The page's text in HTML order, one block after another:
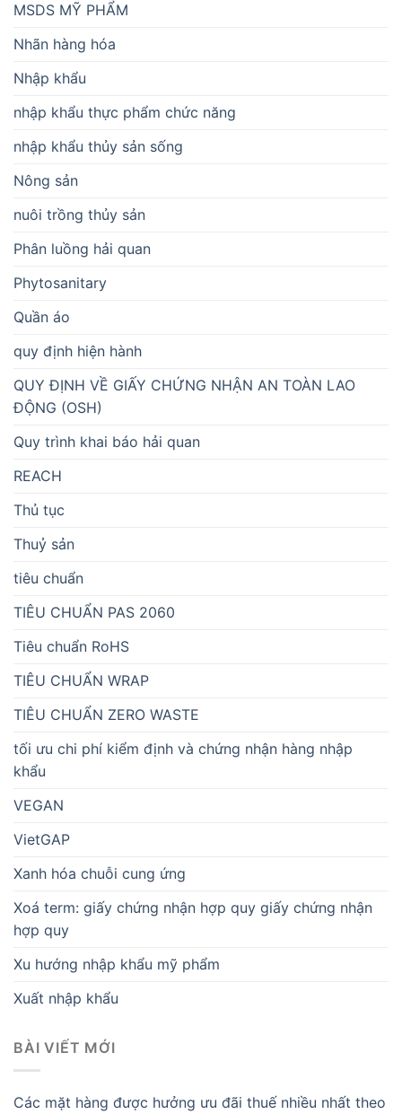
MSDS MỸ PHẨM
Nhãn hàng hóa
Nhập khẩu
nhập khẩu thực phẩm chức năng
nhập khẩu thủy sản sống
Nông sản
nuôi trồng thủy sản
Phân luồng hải quan
Phytosanitary
Quần áo
quy định hiện hành
QUY ĐỊNH VỀ GIẤY CHỨNG NHẬN AN TOÀN LAO
ĐỘNG (OSH)
Quy trình khai báo hải quan
REACH
Thủ tục
Thuỷ sản
tiêu chuẩn
TIÊU CHUẨN PAS 2060
Tiêu chuẩn RoHS
TIÊU CHUẨN WRAP
TIÊU CHUẨN ZERO WASTE
tối ưu chi phí kiểm định và chứng nhận hàng nhập
khẩu
VEGAN
VietGAP
Xanh hóa chuỗi cung ứng
Xoá term: giấy chứng nhận hợp quy giấy chứng nhận
hợp quy
Xu hướng nhập khẩu mỹ phẩm
Xuất nhập khẩu
BÀI VIẾT MỚI
Các mặt hàng được hưởng ưu đãi thuế nhiều nhất theo